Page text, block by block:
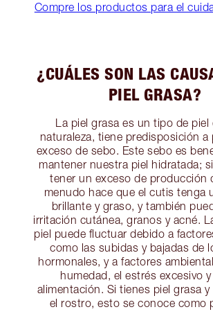
Compre los productos para el
¿CUÁLES SON LAS
PIEL GRASA?
La piel grasa es un tipo de piel
naturaleza, tiene predisposición a
exceso de sebo. Este sebo es
mantener nuestra piel hidratada;
tener un exceso de producción
menudo hace que el cutis tenga
brillante y graso, y también
irritación cutánea, granos y acné.
piel puede fluctuar debido a
como las subidas y bajadas de
hormonales, y a factores
humedad, el estrés excesivo y
alimentación. Si tienes piel grasa y
el rostro, esto se conoce como